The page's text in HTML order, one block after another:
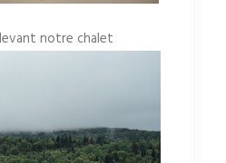
notre chalet